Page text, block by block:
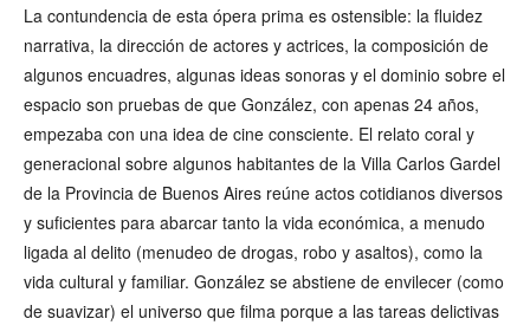
La contundencia de esta ópera prima es ostensible: la fluidez
narrativa, la dirección de actores y actrices, la composición de
algunos encuadres, algunas ideas sonoras y el dominio sobre el
espacio son pruebas de que González, con apenas 24 años,
empezaba con una idea de cine consciente. El relato coral y
generacional sobre algunos habitantes de la Villa Carlos Gardel
de la Provincia de Buenos Aires reúne actos cotidianos diversos
y suficientes para abarcar tanto la vida económica, a menudo
ligada al delito (menudeo de drogas, robo y asaltos), como la
vida cultural y familiar. González se abstiene de envilecer (como
de suavizar) el universo que filma porque a las tareas delictivas